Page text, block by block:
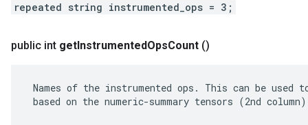
repeated string instrumented_ops = 3;
public int getInstrumentedOpsCount ()
Names of the instrumented ops. This can be used
based on the numeric-summary tensors (2nd